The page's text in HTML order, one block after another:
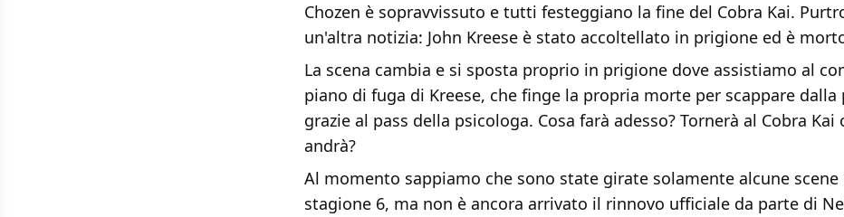
Chozen è sopravvissuto e tutti festeggiano la fine del Cobra Kai.
un'altra notizia: John Kreese è stato accoltellato in prigione ed è
La scena cambia e si sposta proprio in prigione dove assistiamo al
piano di fuga di Kreese, che finge la propria morte per scappare dalla
grazie al pass della psicologa. Cosa farà adesso? Tornerà al Cobra Kai
andrà?
Al momento sappiamo che sono state girate solamente alcune scene
stagione 6, ma non è ancora arrivato il rinnovo ufficiale da parte di